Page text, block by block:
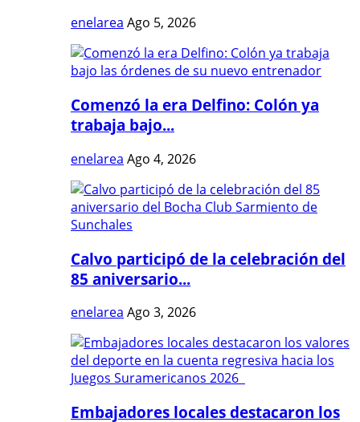
enelarea Ago 5, 2026
Comenzó la era Delfino: Colón ya
trabaja bajo...
enelarea Ago 4, 2026
Calvo participó de la celebración del
85 aniversario...
enelarea Ago 3, 2026
Embajadores locales destacaron los